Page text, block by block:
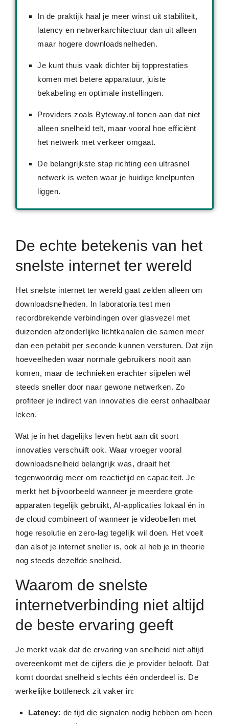
In de praktijk haal je meer winst uit stabiliteit,
latency en netwerkarchitectuur dan uit alleen
maar hogere downloadsnelheden.
Je kunt thuis vaak dichter bij top­prestaties
komen met betere apparatuur, juiste
bekabeling en optimale instellingen.
Providers zoals Byteway.nl tonen aan dat niet
alleen snelheid telt, maar vooral hoe efficiënt
het netwerk met verkeer omgaat.
De belangrijkste stap richting een ultrasnel
netwerk is weten waar je huidige knelpunten
liggen.
De echte betekenis van het
snelste internet ter wereld
Het snelste internet ter wereld gaat zelden alleen om
downloadsnelheden. In laboratoria test men
recordbrekende verbindingen over glasvezel met
duizenden afzonderlijke lichtkanalen die samen meer
dan een petabit per seconde kunnen versturen. Dat zijn
hoeveelheden waar normale gebruikers nooit aan
komen, maar de technieken erachter sijpelen wél
steeds sneller door naar gewone netwerken. Zo
profiteer je indirect van innovaties die eerst onhaalbaar
leken.
Wat je in het dagelijks leven hebt aan dit soort
innovaties verschuift ook. Waar vroeger vooral
downloadsnelheid belangrijk was, draait het
tegenwoordig meer om reactietijd en capaciteit. Je
merkt het bijvoorbeeld wanneer je meerdere grote
apparaten tegelijk gebruikt, AI-applicaties lokaal én in
de cloud combineert of wanneer je videobellen met
hoge resolutie en zero-lag tegelijk wil doen. Het voelt
dan alsof je internet sneller is, ook al heb je in theorie
nog steeds dezelfde snelheid.
Waarom de snelste
internetverbinding niet altijd
de beste ervaring geeft
Je merkt vaak dat de ervaring van snelheid niet altijd
overeenkomt met de cijfers die je provider belooft. Dat
komt doordat snelheid slechts één onderdeel is. De
werkelijke bottleneck zit vaker in:
Latency: de tijd die signalen nodig hebben om heen